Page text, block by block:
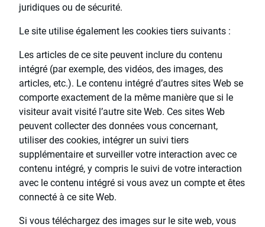
juridiques ou de sécurité.
Le site utilise également les cookies tiers suivants :
Les articles de ce site peuvent inclure du contenu
intégré (par exemple, des vidéos, des images, des
articles, etc.). Le contenu intégré d’autres sites Web se
comporte exactement de la même manière que si le
visiteur avait visité l’autre site Web. Ces sites Web
peuvent collecter des données vous concernant,
utiliser des cookies, intégrer un suivi tiers
supplémentaire et surveiller votre interaction avec ce
contenu intégré, y compris le suivi de votre interaction
avec le contenu intégré si vous avez un compte et êtes
connecté à ce site Web.
Si vous téléchargez des images sur le site web, vous